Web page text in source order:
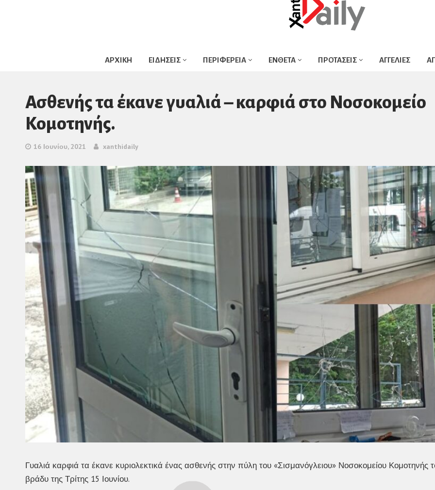
ΑΡΧΙΚΗ ΕΙΔΗΣΕΙΣ ΠΕΡΙΦΕΡΕΙΑ ΕΝΘΕΤΑ ΠΡΟΤΑΣΕΙΣ ΑΓΓΕΛΙΕΣ
Ασθενής τα έκανε γυαλιά – καρφιά στο Νοσοκομείο
Κομοτηνής.
16 Ιουνίου, 2021 xanthidaily
Γυαλιά καρφιά τα έκανε κυριολεκτικά ένας ασθενής στην πύλη του «Σισμανόγλειου» Νοσοκομείου Κομοτηνής
βράδυ της Τρίτης 15 Ιουνίου.